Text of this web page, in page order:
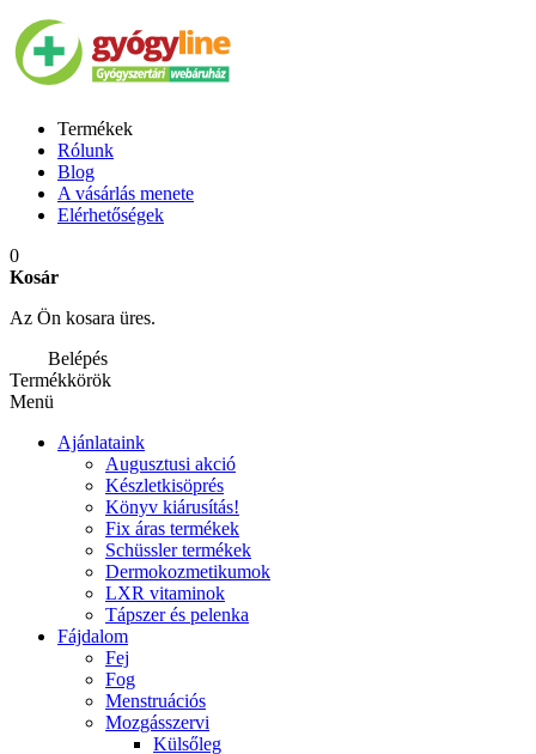
Termékek
Rólunk
Blog
A vásárlás menete
Elérhetőségek
0
Kosár
Az Ön kosara üres.
Belépés
Termékkörök
Menü
Ajánlataink
Augusztusi akció
Készletkisöprés
Könyv kiárusítás!
Fix áras termékek
Schüssler termékek
Dermokozmetikumok
LXR vitaminok
Tápszer és pelenka
Fájdalom
Fej
Fog
Menstruációs
Mozgásszervi
Külsőleg